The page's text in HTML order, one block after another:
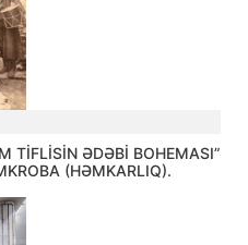
TİFLİSİN ƏDƏBİ BOHEMASI”
(HƏMKARLIQ).